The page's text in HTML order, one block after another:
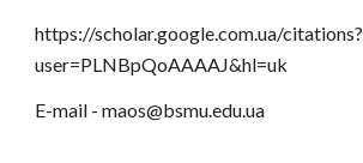
https://scholar.google.com.ua/citations?
user=PLNBpQoAAAAJ&hl=uk
E-mail - maos@bsmu.edu.ua